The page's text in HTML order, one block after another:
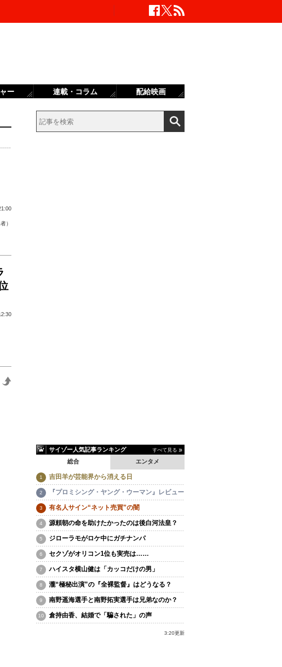
）
サイゾー人気記事ランキング すべて見る
エンタメ
総合
吉田羊が芸能界から消える日
『プロミシング・ヤング・ウーマン』レビュー
有名人サイン“ネット売買”の闇
源頼朝の命を助けたかったのは後白河法皇？
ジローラモがロケ中にガチナンパ
セクゾがオリコン1位も実売は……
ハイスタ横山健は「カッコだけの男」
瀧“極秘出演”の『全裸監督』はどうなる？
南野遥海選手と南野拓実選手は兄弟なのか？
倉持由香、結婚で「騙された」の声
3:20更新
ー 連載・コラム 配給映画